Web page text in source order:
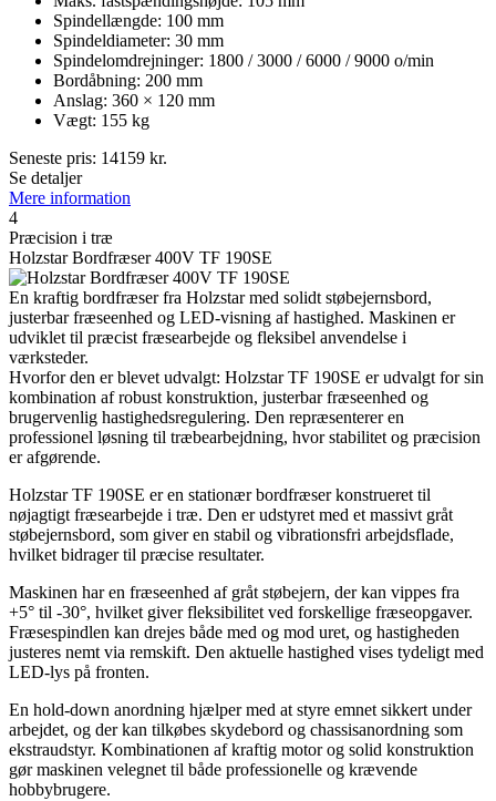
Spindellængde: 100 mm
Spindeldiameter: 30 mm
Spindelomdrejninger: 1800 / 3000 / 6000 / 9000 o/min
Bordåbning: 200 mm
Anslag: 360 × 120 mm
Vægt: 155 kg
Seneste pris: 14159 kr.
Se detaljer
Mere information
4
Præcision i træ
Holzstar Bordfræser 400V TF 190SE
En kraftig bordfræser fra Holzstar med solidt støbejernsbord,
justerbar fræseenhed og LED-visning af hastighed. Maskinen er
udviklet til præcist fræsearbejde og fleksibel anvendelse i
værksteder.
Hvorfor den er blevet udvalgt: Holzstar TF 190SE er udvalgt for sin
kombination af robust konstruktion, justerbar fræseenhed og
brugervenlig hastighedsregulering. Den repræsenterer en
professionel løsning til træbearbejdning, hvor stabilitet og præcision
er afgørende.
Holzstar TF 190SE er en stationær bordfræser konstrueret til
nøjagtigt fræsearbejde i træ. Den er udstyret med et massivt gråt
støbejernsbord, som giver en stabil og vibrationsfri arbejdsflade,
hvilket bidrager til præcise resultater.
Maskinen har en fræseenhed af gråt støbejern, der kan vippes fra
+5° til -30°, hvilket giver fleksibilitet ved forskellige fræseopgaver.
Fræsespindlen kan drejes både med og mod uret, og hastigheden
justeres nemt via remskift. Den aktuelle hastighed vises tydeligt med
LED-lys på fronten.
En hold-down anordning hjælper med at styre emnet sikkert under
arbejdet, og der kan tilkøbes skydebord og chassisanordning som
ekstraudstyr. Kombinationen af kraftig motor og solid konstruktion
gør maskinen velegnet til både professionelle og krævende
hobbybrugere.